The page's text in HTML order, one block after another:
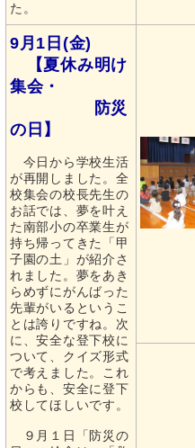
た。
9月1日(金)
【夏休み明け
集会・
防災
の日】
今日から学校生活
が再開しました。全
校集会の校長先生の
お話では、夢を叶え
た南部小の卒業生が
持ち帰ってきた「甲
子園の土」が紹介さ
れました。夢をあき
らめずにがんばった
先輩がいるというこ
とは誇りですね。次
に、安全な登下校に
ついて、クイズ形式
で考えました。これ
からも、安全に登下
校してほしいです。
９月１日「防災の